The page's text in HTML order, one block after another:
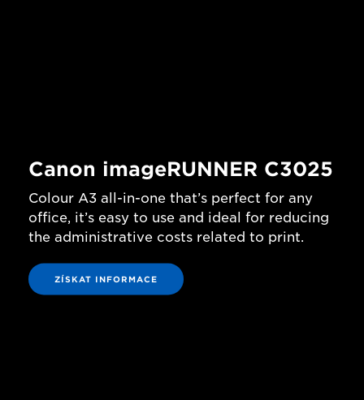
Canon imageRUNNER C3025
Colour A3 all-in-one that’s perfect for any
office, it’s easy to use and ideal for reducing
the administrative costs related to print.
ZÍSKAT INFORMACE